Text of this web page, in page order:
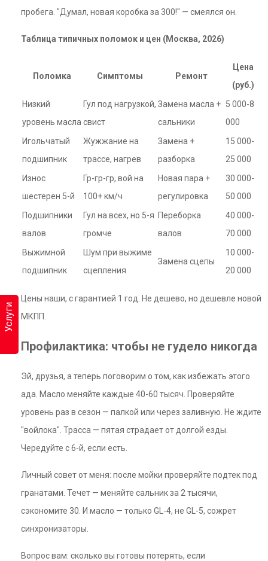
Услуги
пробега. "Думал, новая коробка за 300!" — смеялся он.
Таблица типичных поломок и цен (Москва, 2026)
Поломка Симптомы Ремонт
Цена
(руб.)
Низкий
уровень масла
Гул под нагрузкой,
свист
Замена масла +
сальники
5 000-8
000
Игольчатый
подшипник
Жужжание на
трассе, нагрев
Замена +
разборка
15 000-
25 000
Износ
шестерен 5-й
Гр-гр-гр, вой на
100+ км/ч
Новая пара +
регулировка
30 000-
50 000
Подшипники
валов
Гул на всех, но 5-я
громче
Переборка
валов
40 000-
70 000
Выжимной
подшипник
Шум при выжиме
сцепления
Замена сцепы
10 000-
20 000
Цены наши, с гарантией 1 год. Не дешево, но дешевле новой
МКПП.
Профилактика: чтобы не гудело никогда
Эй, друзья, а теперь поговорим о том, как избежать этого
ада. Масло меняйте каждые 40-60 тысяч. Проверяйте
уровень раз в сезон — палкой или через заливную. Не ждите
"войлока". Трасса — пятая страдает от долгой езды.
Чередуйте с 6-й, если есть.
Личный совет от меня: после мойки проверяйте подтек под
гранатами. Течет — меняйте сальник за 2 тысячи,
сэкономите 30. И масло — только GL-4, не GL-5, сожрет
синхронизаторы.
Вопрос вам: сколько вы готовы потерять, если